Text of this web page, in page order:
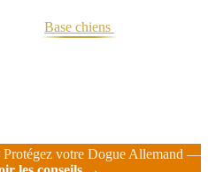
Base chiens
Protégez votre Dogue Allemand —